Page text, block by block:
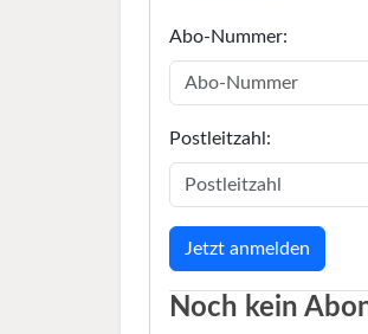
Abo-Nummer:
Postleitzahl:
Noch kein